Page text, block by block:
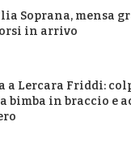
Soprana, mensa
in arrivo
a Lercara Friddi:
bimba in braccio e